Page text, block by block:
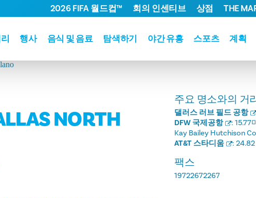
행사 음식 및 음료 탐색하기 야간 유흥 스포츠 계획
2026 FIFA 월드컵™ 회의 인센티브 상점 THE
NORTH
주요 명소와의 거
댈러스 러브 필드 공항
DFW 국제공항
: 15.77
Kay Bailey Hutchison
AT&T 스타디움
:
팩스
19722672267